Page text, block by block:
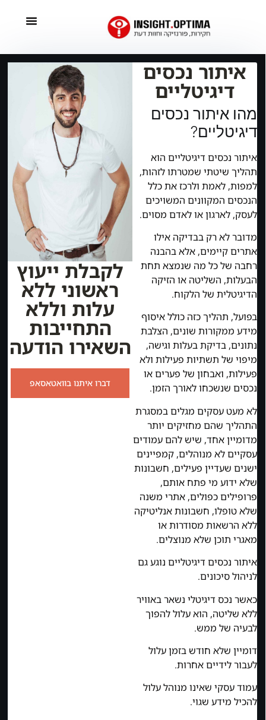
איתור נכסים
דיגיטליים
מהו איתור נכסים
דיגיטליים?
איתור נכסים דיגיטליים הוא
תהליך שיטתי שמטרתו לזהות,
למפות, לאמת ולרכז את כלל
הנכסים המקוונים המשויכים
לעסק, לארגון או לאדם מסוים.
מדובר לא רק בבדיקה אילו
אתרים קיימים, אלא בהבנה
רחבה של כל מה שנמצא תחת
הבעלות, השליטה או הזיקה
הדיגיטלית של הלקוח.
בפועל, תהליך כזה כולל איסוף
מידע ממקורות שונים, הצלבת
נתונים, בדיקת בעלות וגישה,
מיפוי של תשתיות פעילות ולא
פעילות, ואבחון של פערים או
נכסים שנשכחו לאורך הזמן.
לא מעט עסקים מגלים במסגרת
התהליך שהם מחזיקים יותר
מדומיין אחד, שיש להם עמודים
עסקיים לא מנוהלים, קמפיינים
ישנים שעדיין פעילים, חשבונות
שלא ידוע מי פתח אותם,
פרופילים כפולים, אתרי משנה
שלא טופלו, חשבונות אנליטיקה
ללא הרשאות מסודרות או
מאגרי תוכן שלא מנוצלים.
איתור נכסים דיגיטליים נוגע גם
לניהול סיכונים.
כאשר נכס דיגיטלי נשאר באוויר
ללא שליטה, הוא עלול להפוך
לבעיה של ממש.
דומיין שלא חודש בזמן עלול
לעבור לידיים אחרות.
עמוד עסקי שאינו מנוהל עלול
להכיל מידע שגוי.
לקבלת ייעוץ
ראשוני ללא
עלות וללא
התחייבות
השאירו הודעה
דברו איתנו בוואטאסאפ